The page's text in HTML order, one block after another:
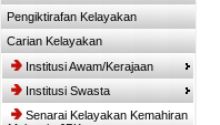
Pengiktirafan Kelayakan
Carian Kelayakan
Institusi Awam/Kerajaan
Institusi Swasta
Senarai Kelayakan Kemahiran